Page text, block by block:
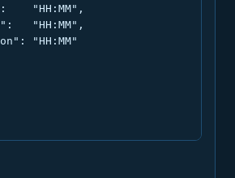
"HH:MM",
"HH:MM",
"HH:MM"